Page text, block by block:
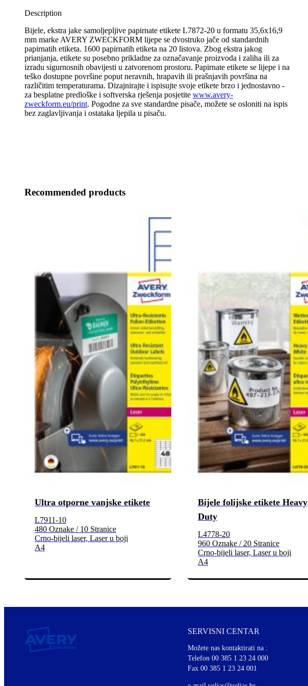
Description
Bijele, ekstra jake samoljepljive papirnate etikete L7872-20 u formatu 35,6x16,9
mm marke AVERY ZWECKFORM lijepe se dvostruko jače od standardnih
papirnatih etiketa. 1600 papirnatih etiketa na 20 listova. Zbog ekstra jakog
prianjanja, etikete su posebno prikladne za označavanje proizvoda i zaliha ili za
izradu sigurnosnih obavijesti u zatvorenom prostoru. Papirnate etikete se lijepe i na
teško dostupne površine poput neravnih, hrapavih ili prašnjavih površina na
različitim temperaturama. Dizajnirajte i ispisujte svoje etikete brzo i jednostavno -
za besplatne predloške i softverska rješenja posjetite www.avery-
zweckform.eu/print. Pogodne za sve standardne pisače, možete se osloniti na ispis
bez zaglavljivanja i ostataka ljepila u pisaču.
Recommended products
Ultra otporne vanjske etikete
L7911-10
480 Oznake / 10 Stranice
Crno-bijeli laser, Laser u boji
A4
Bijele folijske etikete Heavy
Duty
L4778-20
960 Oznake / 20 Stranice
Crno-bijeli laser, Laser u boji
A4
SERVISNI CENTAR
Možete nas kontaktirati na :
Telefon 00 385 1 23 24 000
Fax 00 385 1 23 24 001